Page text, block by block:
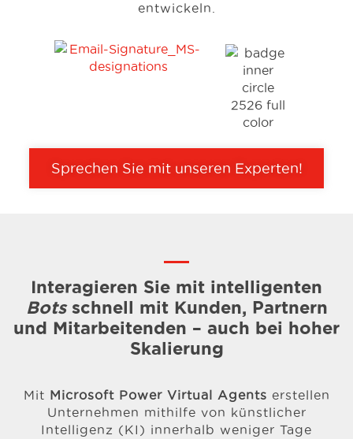
entwickeln.
Sprechen Sie mit unseren Experten!
Interagieren Sie mit intelligenten
Botsschnell mit Kunden, Partnern
und Mitarbeitenden – auch bei hoher
Skalierung
Mit Microsoft Power Virtual Agents erstellen
Unternehmen mithilfe von künstlicher
Intelligenz (KI) innerhalb weniger Tage